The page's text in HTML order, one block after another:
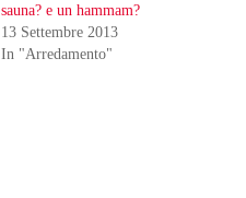
sauna? e un hammam?
13 Settembre 2013
In "Arredamento"